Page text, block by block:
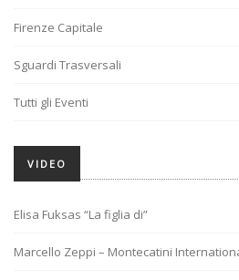
Firenze Capitale
Sguardi Trasversali
Tutti gli Eventi
VIDEO
Elisa Fuksas “La figlia di”
Marcello Zeppi – Montecatini